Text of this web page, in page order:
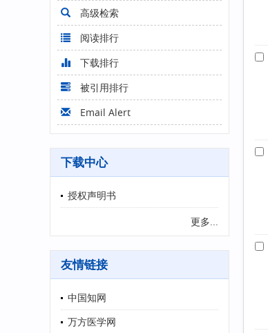
高级检索
阅读排行
下载排行
被引用排行
Email Alert
下载中心
授权声明书
更多...
友情链接
中国知网
万方医学网